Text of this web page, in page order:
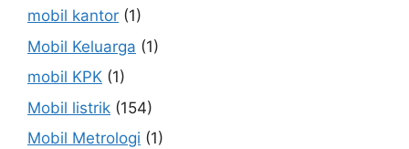
mobil kantor (1)
Mobil Keluarga (1)
mobil KPK (1)
Mobil listrik (154)
Mobil Metrologi (1)